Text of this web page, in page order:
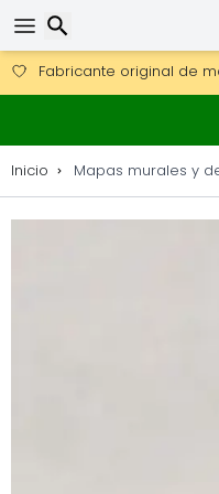
Consigue el envío
Envío DHL 1 día disponible.
30 días para
Inicio Mapas murales y